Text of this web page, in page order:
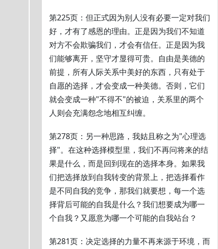
第225页：但正式因为别人没有必要一定对我们
好，才有了感恩的理由。正是因为我们不知道
对方不会欺骗我们，才会有信任。正是因为我
们能够离开，坚守才显得可贵。自由是美德的
前提，所有人际关系中美好的东西，只有处于
自愿的选择，才会变成一种美德。否则，它们
就会变成一种"不得不"的被迫，关系里的两个
人则会充满怨念地相互纠缠。
第278页：另一种思路，我姑且称之为"心理选
择"。在这种选择模型里，我们不再问将来的结
果是什么，而是回到现在的选择本身。如果我
们把选择放到自我转变的背景上，把选择看作
是不同自我的竞争，那我们就要想，每一个选
择背后可能的自我是什么？我们想要成为哪一
个自我？又愿意为哪一个可能的自我站台？
第281页：决定选择的力量不再来源于环境，而